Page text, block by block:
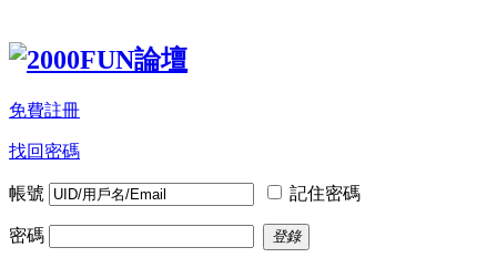
免費註冊
找回密碼
帳號 記住密碼
密碼 登錄